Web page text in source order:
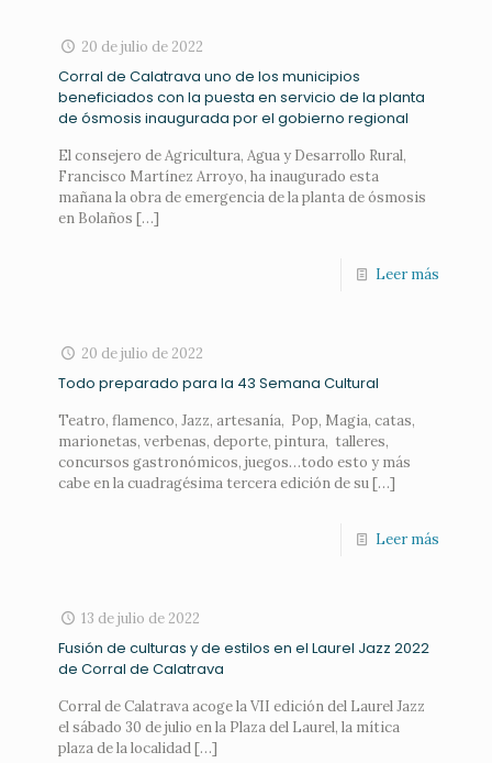
20 de julio de 2022
Corral de Calatrava uno de los municipios
beneficiados con la puesta en servicio de la planta
de ósmosis inaugurada por el gobierno regional
El consejero de Agricultura, Agua y Desarrollo Rural,
Francisco Martínez Arroyo, ha inaugurado esta
mañana la obra de emergencia de la planta de ósmosis
en Bolaños […]
Leer más
20 de julio de 2022
Todo preparado para la 43 Semana Cultural
Teatro, flamenco, Jazz, artesanía, Pop, Magia, catas,
marionetas, verbenas, deporte, pintura, talleres,
concursos gastronómicos, juegos…todo esto y más
cabe en la cuadragésima tercera edición de su[…]
Leer más
13 de julio de 2022
Fusión de culturas y de estilos en el Laurel Jazz 2022
de Corral de Calatrava
Corral de Calatrava acoge la VII edición del Laurel Jazz
el sábado 30 de julio en la Plaza del Laurel, la mítica
plaza de la localidad[…]